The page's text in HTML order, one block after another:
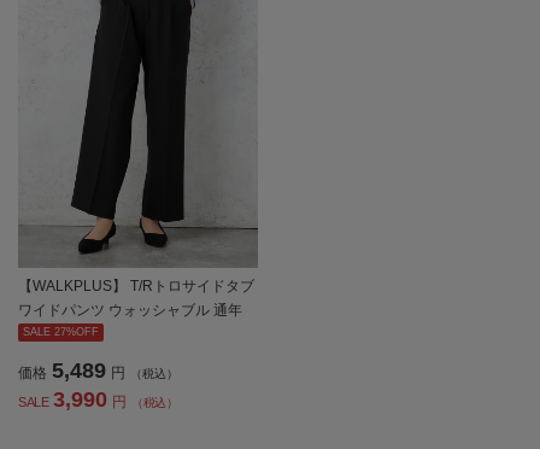
【WALKPLUS】 T/Rトロサイドタブ
ワイドパンツ ウォッシャブル 通年
【レディース】
SALE 27%OFF
価格 5,489 円 （税込）
SALE 3,990 円 （税込）